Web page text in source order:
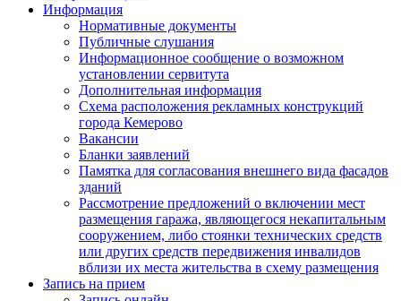
Информация
Нормативные документы
Публичные слушания
Информационное сообщение о возможном
установлении сервитута
Дополнительная информация
Схема расположения рекламных конструкций
города Кемерово
Вакансии
Бланки заявлений
Памятка для согласования внешнего вида фасадов
зданий
Рассмотрение предложений о включении мест
размещения гаража, являющегося некапитальным
сооружением, либо стоянки технических средств
или других средств передвижения инвалидов
вблизи их места жительства в схему размещения
Запись на прием